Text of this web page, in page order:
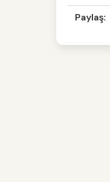
Paylaş: